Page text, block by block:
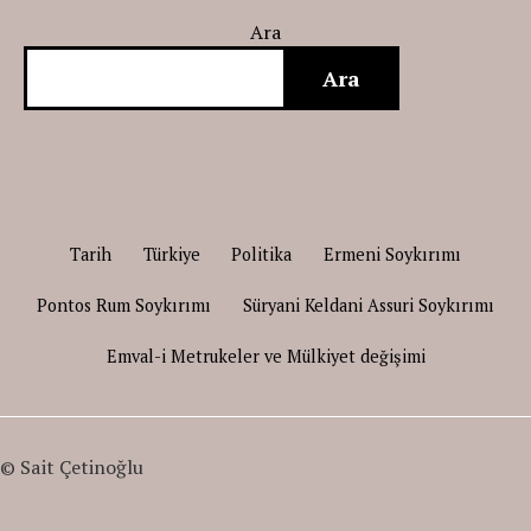
Ara
Ara
Tarih Türkiye Politika Ermeni Soykırımı
Pontos Rum Soykırımı Süryani Keldani Assuri Soykırımı
Emval-i Metrukeler ve Mülkiyet değişimi
© Sait Çetinoğlu